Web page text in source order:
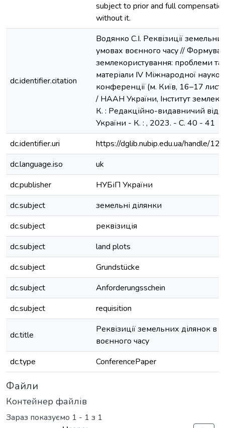
subject to prior and full
without it.
dc.identifier.citation
Водянко С.І. Реквізиції
умовах воєнного часу //
землекористування: проблеми та
матеріали ІV Міжнародної
конференції (м. Київ, 16–17
/ НААН України, Інститут
К. : Редакційно-видавничий
України - К. : , 2023. - С. 40 - 41
dc.identifier.uri
https://dglib.nubip.edu.ua/handle/
dc.language.iso
uk
dc.publisher
НУБіП України
dc.subject
земельні ділянки
dc.subject
реквізиція
dc.subject
land plots
dc.subject
Grundstücke
dc.subject
Anforderungsschein
dc.subject
requisition
dc.title
Реквізиції земельних ділянок в
воєнного часу
dc.type
ConferencePaper
Файли
Контейнер файлів
Зараз показуємо 1 - 1 з 1